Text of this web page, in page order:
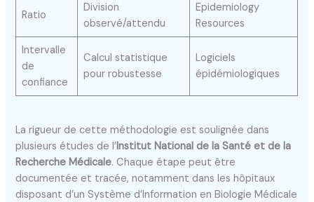
Ratio
Division
observé/attendu
Epidemiology
Resources
Intervalle
de
confiance
Calcul statistique
pour robustesse
Logiciels
épidémiologiques
La rigueur de cette méthodologie est soulignée dans
plusieurs études de l’Institut National de la Santé et de la
Recherche Médicale. Chaque étape peut être
documentée et tracée, notamment dans les hôpitaux
disposant d’un Système d’Information en Biologie Médicale